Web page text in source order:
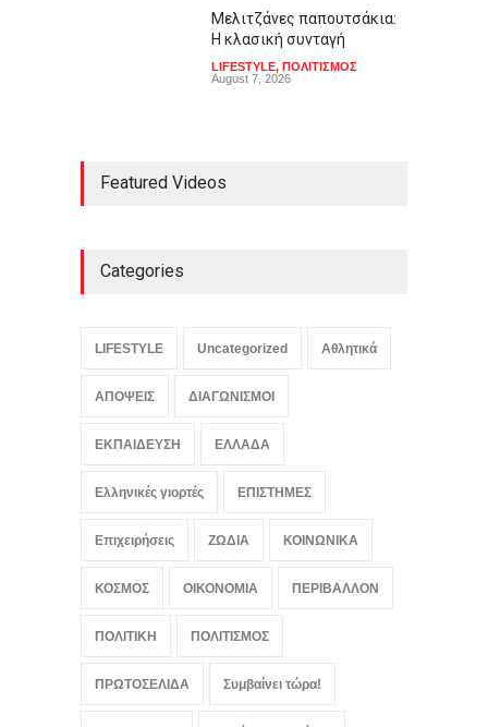
Μελιτζάνες παπουτσάκια:
Η κλασική συνταγή
LIFESTYLE, ΠΟΛΙΤΙΣΜΟΣ
August 7, 2026
Featured Videos
Categories
LIFESTYLE Uncategorized Αθλητικά
ΑΠΟΨΕΙΣ ΔΙΑΓΩΝΙΣΜΟΙ
ΕΚΠΑΙΔΕΥΣΗ ΕΛΛΑΔΑ
Ελληνικές γιορτές ΕΠΙΣΤΗΜΕΣ
Επιχειρήσεις ΖΩΔΙΑ ΚΟΙΝΩΝΙΚΑ
ΚΟΣΜΟΣ ΟΙΚΟΝΟΜΙΑ ΠΕΡΙΒΑΛΛΟΝ
ΠΟΛΙΤΙΚΗ ΠΟΛΙΤΙΣΜΟΣ
ΠΡΩΤΟΣΕΛΙΔΑ Συμβαίνει τώρα!